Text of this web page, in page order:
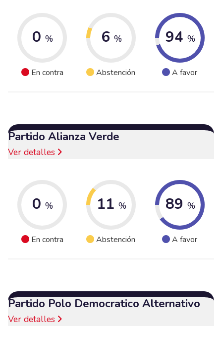
0 %
En contra
6 %
Abstención
94 %
A favor
Partido Alianza Verde
Ver detalles
0 %
En contra
11 %
Abstención
89 %
A favor
Partido Polo Democratico Alternativo
Ver detalles